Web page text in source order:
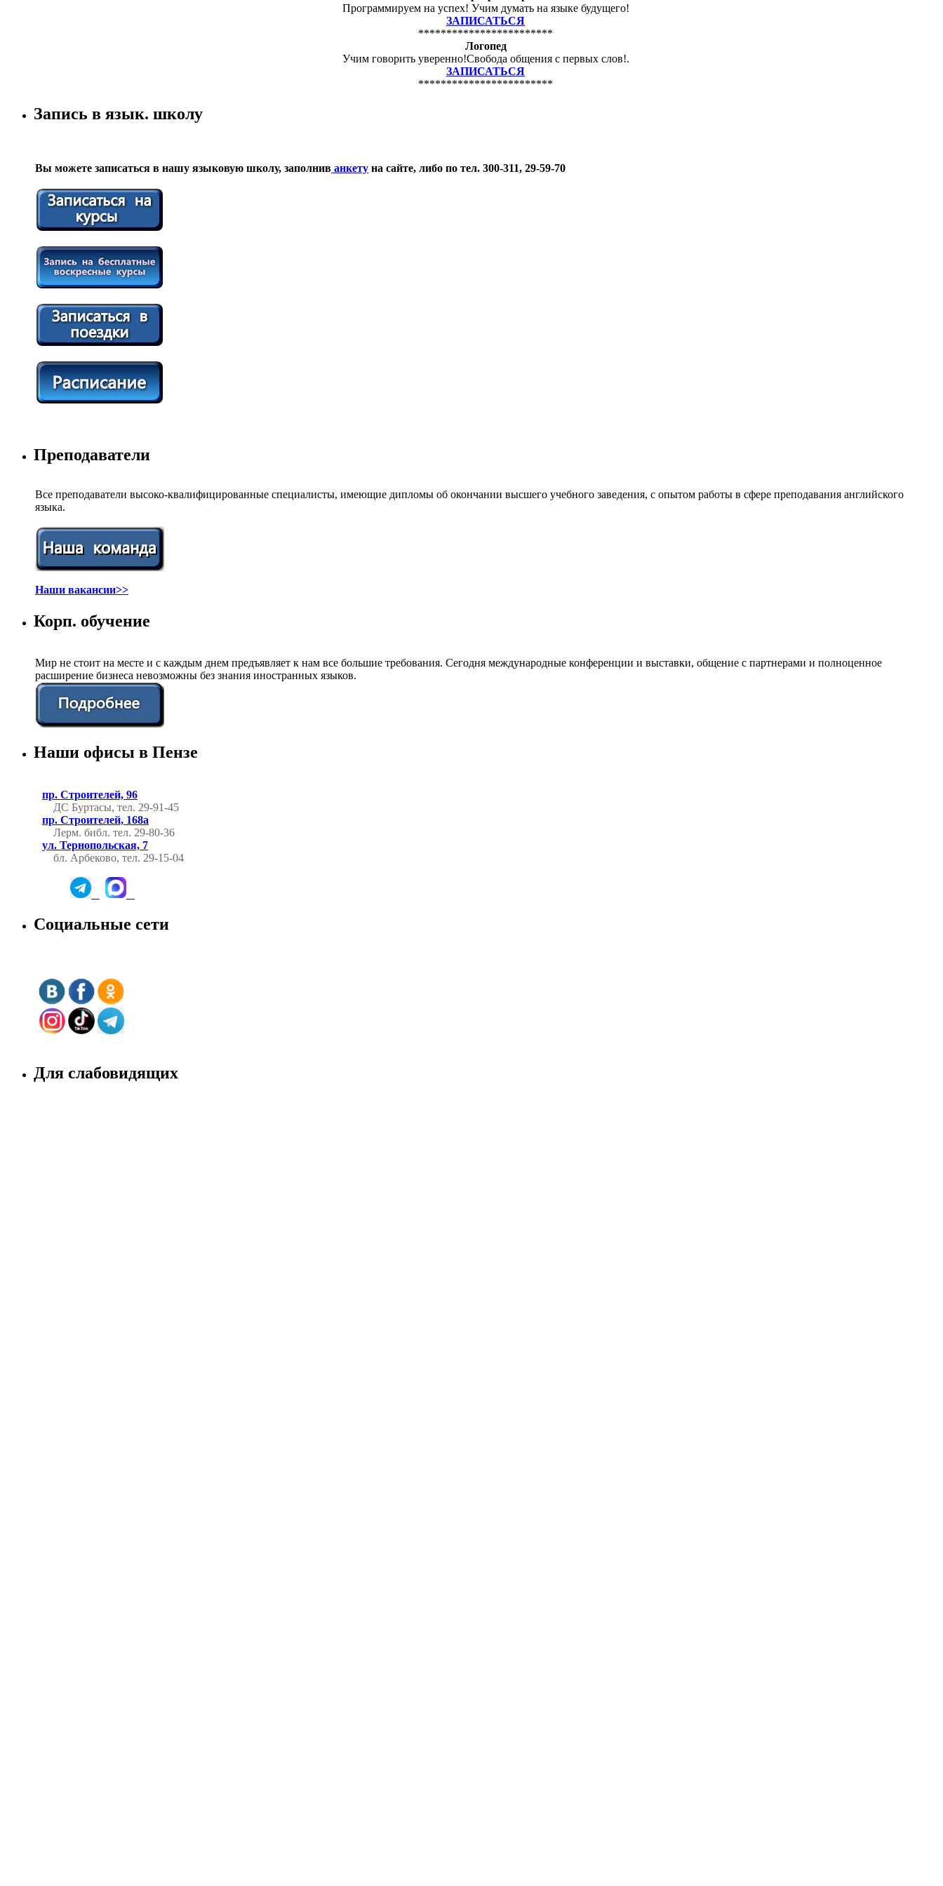
Программируем на успех! Учим думать на языке будущего!
ЗАПИСАТЬСЯ
************************
Логопед
Учим говорить уверенно!Свобода общения с первых слов!.
ЗАПИСАТЬСЯ
************************
Запись в язык. школу
Вы можете записаться в нашу языковую школу, заполнив анкету на сайте, либо по тел. 300-311, 29-59-70
Преподаватели
Все преподаватели высоко-квалифицированные специалисты, имеющие дипломы об окончании высшего учебного заведения, с опытом работы в сфере преподавания английского
языка.
Наши вакансии>>
Корп. обучение
Мир не стоит на месте и с каждым днем предъявляет к нам все большие требования. Сегодня международные конференции и выставки, общение с партнерами и полноценное
расширение бизнеса невозможны без знания иностранных языков.
Наши офисы в Пензе
пр. Строителей, 96
ДС Буртасы, тел. 29-91-45
пр. Строителей, 168а
Лерм. библ. тел. 29-80-36
ул. Тернопольская, 7
бл. Арбеково, тел. 29-15-04
Социальные сети
Для слабовидящих